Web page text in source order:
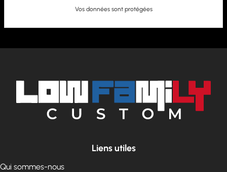
Vos données sont protégées
Liens utiles
Qui sommes-nous